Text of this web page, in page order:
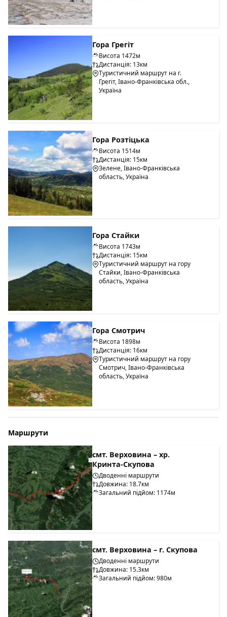
Гора Грегіт
Висота 1472м
Дистанція: 13км
Туристичний маршрут на г.
Грегіт, Івано-Франківська обл.,
Україна
Гора Розтіцька
Висота 1514м
Дистанція: 15км
Зелене, Івано-Франківська
область, Україна
Гора Стайки
Висота 1743м
Дистанція: 15км
Туристичний маршрут на гору
Стайки, Івано-Франківська
область, Україна
Гора Смотрич
Висота 1898м
Дистанція: 16км
Туристичний маршрут на гору
Смотрич, Івано-Франківська
область, Україна
Маршрути
смт. Верховина – хр.
Кринта-Скупова
Дводенні маршрути
Довжина: 18.7км
Загальний підйом: 1174м
смт. Верховина – г. Скупова
Дводенні маршрути
Довжина: 15.3км
Загальний підйом: 980м